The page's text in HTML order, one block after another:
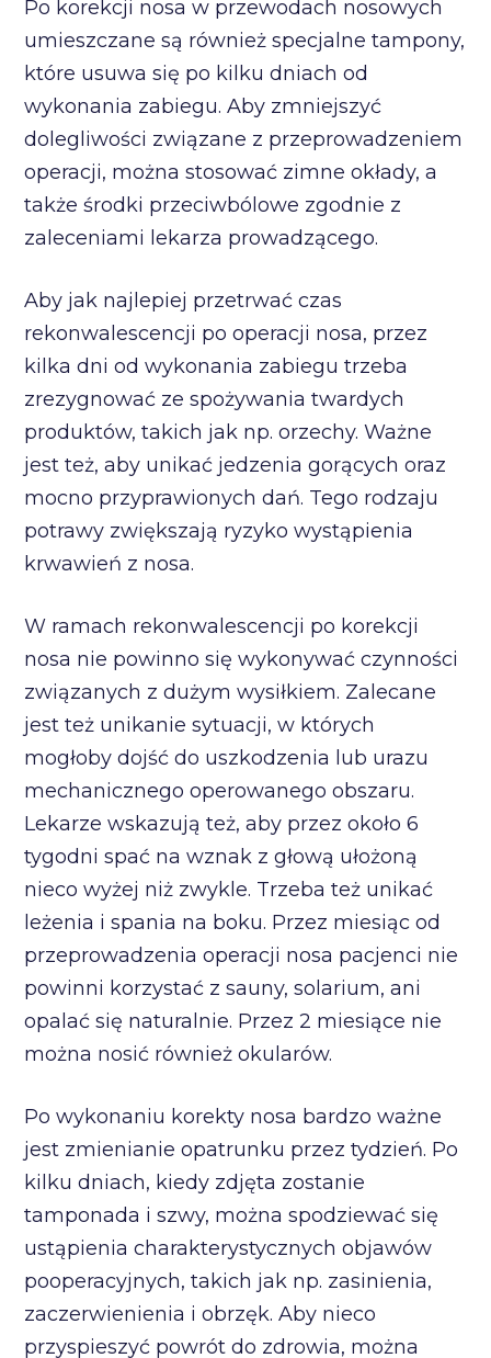
Po korekcji nosa w przewodach nosowych
umieszczane są również specjalne tampony,
które usuwa się po kilku dniach od
wykonania zabiegu. Aby zmniejszyć
dolegliwości związane z przeprowadzeniem
operacji, można stosować zimne okłady, a
także środki przeciwbólowe zgodnie z
zaleceniami lekarza prowadzącego.
Aby jak najlepiej przetrwać czas
rekonwalescencji po operacji nosa, przez
kilka dni od wykonania zabiegu trzeba
zrezygnować ze spożywania twardych
produktów, takich jak np. orzechy. Ważne
jest też, aby unikać jedzenia gorących oraz
mocno przyprawionych dań. Tego rodzaju
potrawy zwiększają ryzyko wystąpienia
krwawień z nosa.
W ramach rekonwalescencji po korekcji
nosa nie powinno się wykonywać czynności
związanych z dużym wysiłkiem. Zalecane
jest też unikanie sytuacji, w których
mogłoby dojść do uszkodzenia lub urazu
mechanicznego operowanego obszaru.
Lekarze wskazują też, aby przez około 6
tygodni spać na wznak z głową ułożoną
nieco wyżej niż zwykle. Trzeba też unikać
leżenia i spania na boku. Przez miesiąc od
przeprowadzenia operacji nosa pacjenci nie
powinni korzystać z sauny, solarium, ani
opalać się naturalnie. Przez 2 miesiące nie
można nosić również okularów.
Po wykonaniu korekty nosa bardzo ważne
jest zmienianie opatrunku przez tydzień. Po
kilku dniach, kiedy zdjęta zostanie
tamponada i szwy, można spodziewać się
ustąpienia charakterystycznych objawów
pooperacyjnych, takich jak np. zasinienia,
zaczerwienienia i obrzęk. Aby nieco
przyspieszyć powrót do zdrowia, można